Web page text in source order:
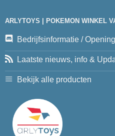
ARLYTOYS | POKEMON WINKEL
Bedrijfsinformatie /
Laatste nieuws, info &
Bekijk alle producten